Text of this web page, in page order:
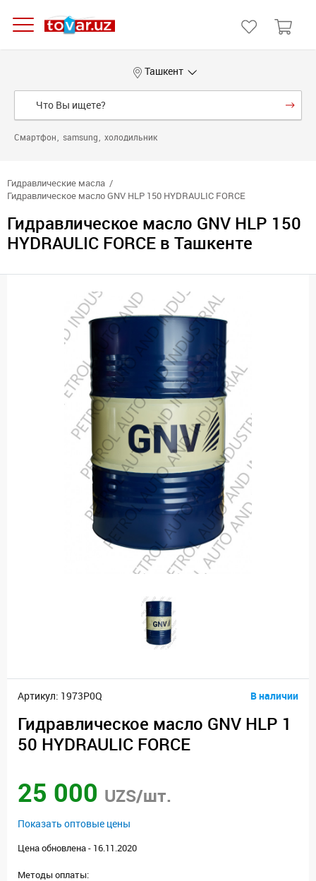
Ташкент
Смартфон samsung холодильник
Гидравлические масла
Гидравлическое масло GNV HLP 150 HYDRAULIC FORCE
Гидравлическое масло GNV HLP 150
HYDRAULIC FORCE в Ташкенте
Артикул: 1973P0Q В наличии
Гидравлическое масло GNV HLP 1
50 HYDRAULIC FORCE
25 000 UZS/шт.
Показать оптовые цены
Цена обновлена - 16.11.2020
Методы оплаты: